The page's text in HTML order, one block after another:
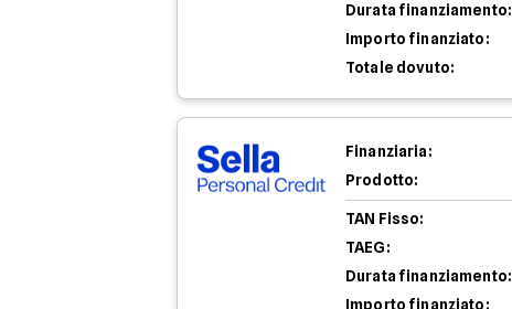
Durata finanziamento:
Importo finanziato:
Totale dovuto:
Finanziaria:
Prodotto:
TAN Fisso:
TAEG:
Durata finanziamento:
Importo finanziato: